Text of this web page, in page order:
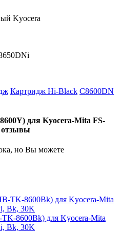
Kyocera
Картридж Hi-Black C8600DN
для Kyocera-Mita FS-
отзывы
но Вы можете
8600Bk) для Kyocera-Mita
Bk, 30K